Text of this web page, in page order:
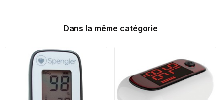
Dans la même catégorie